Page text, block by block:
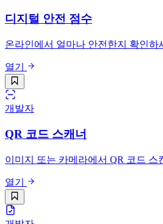
디지털 안전 점수
온라인에서 얼마나 안전한지 확인하
열기
개발자
QR 코드 스캐너
이미지 또는 카메라에서 QR 코드
열기